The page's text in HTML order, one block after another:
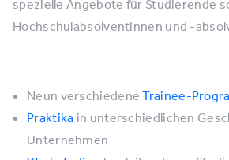
spezielle Angebote für Studierende
Hochschulabsolventinnen und -
Neun verschiedeneTrainee-
Praktika in unterschiedlichen
Unternehmen